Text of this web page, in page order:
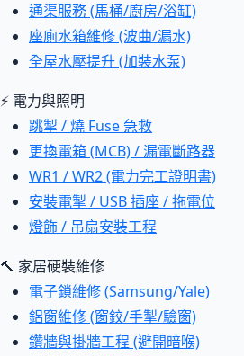
通渠服務 (馬桶/廚房/浴缸)
座廁水箱維修 (波曲/漏水)
全屋水壓提升 (加裝水泵)
⚡ 電力與照明
跳掣 / 燒 Fuse 急救
更換電箱 (MCB) / 漏電斷路器
WR1 / WR2 (電力完工證明書)
安裝電掣 / USB 插座 / 拖電位
燈飾 / 吊扇安裝工程
🔨 家居硬裝維修
電子鎖維修 (Samsung/Yale)
鋁窗維修 (窗鉸/手掣/驗窗)
鑽牆與掛牆工程 (避開暗喉)